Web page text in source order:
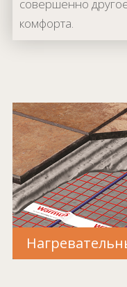
совершенно
комфорта.